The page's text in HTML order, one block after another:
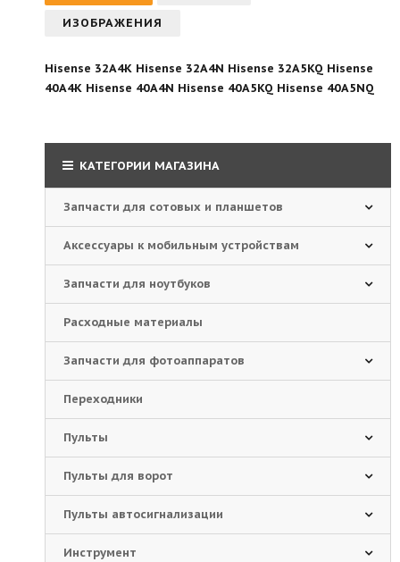
ИЗОБРАЖЕНИЯ
Hisense 32A4K Hisense 32A4N Hisense 32A5KQ Hisense
40A4K Hisense 40A4N Hisense 40A5KQ Hisense 40A5NQ
КАТЕГОРИИ МАГАЗИНА
Запчасти для сотовых и планшетов
Аксессуары к мобильным устройствам
Запчасти для ноутбуков
Расходные материалы
Запчасти для фотоаппаратов
Переходники
Пульты
Пульты для ворот
Пульты автосигнализации
Инструмент